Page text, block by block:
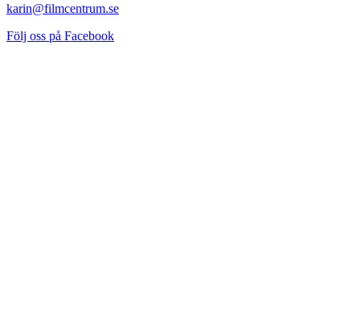
karin@filmcentrum.se
Följ oss på Facebook